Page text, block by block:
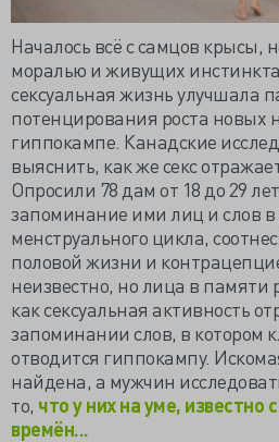
Началось всё с самцов крысы,
моралью и живущих
сексуальная жизнь улучшала
потенцирования роста новых
гиппокампе. Канадские
выяснить, как же секс
Опросили 78 дам от 18 до 29
запоминание ими лиц и слов
менструального цикла,
половой жизни и
неизвестно, но лица в памяти
как сексуальная активность
запоминании слов, в котором
отводится гиппокампу.
найдена, а мужчин
то, что у них на уме, известно
времён...